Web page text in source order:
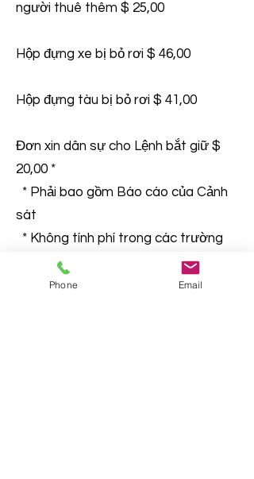
người thuê thêm $ 25,00
Hộp đựng xe bị bỏ rơi $ 46,00
Hộp đựng tàu bị bỏ rơi $ 41,00
Đơn xin dân sự cho Lệnh bắt giữ $
20,00 *
* Phải bao gồm Báo cáo của Cảnh
sát
* Không tính phí trong các trường
hợp bạo lực gia đình
Phone Email